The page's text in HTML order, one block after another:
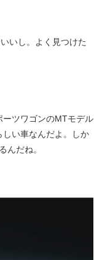
いし。よく見つけた
ーツワゴンのMTモデル
い車なんだよ。しか
んだね。